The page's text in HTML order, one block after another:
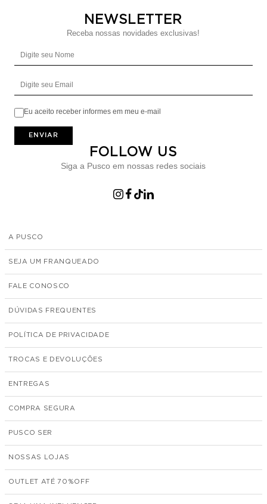
NEWSLETTER
Receba nossas novidades exclusivas!
Eu aceito receber informes em meu e-mail
ENVIAR
FOLLOW US
Siga a Pusco em nossas redes sociais
A PUSCO
SEJA UM FRANQUEADO
FALE CONOSCO
DÚVIDAS FREQUENTES
POLÍTICA DE PRIVACIDADE
TROCAS E DEVOLUÇÕES
ENTREGAS
COMPRA SEGURA
PUSCO SER
NOSSAS LOJAS
OUTLET ATÉ 70%